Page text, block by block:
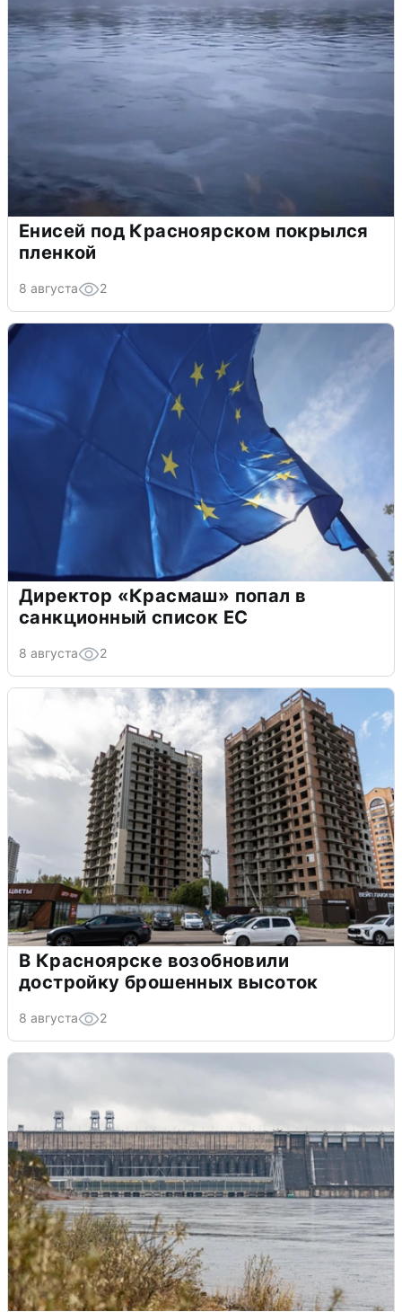
Енисей под Красноярском покрылся
пленкой
8 августа 2
Директор «Красмаш» попал в
санкционный список ЕС
8 августа 2
В Красноярске возобновили
достройку брошенных высоток
8 августа 2